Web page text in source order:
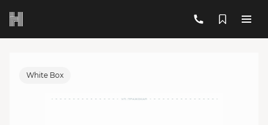
1-комнатная Цена по запросу
Ипотека
White Box